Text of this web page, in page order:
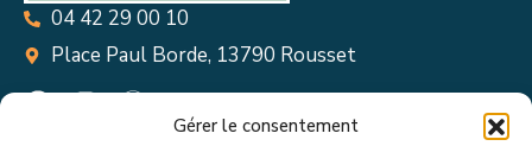
Gérer le consentement
04 42 29 00 10
Place Paul Borde, 13790 Rousset